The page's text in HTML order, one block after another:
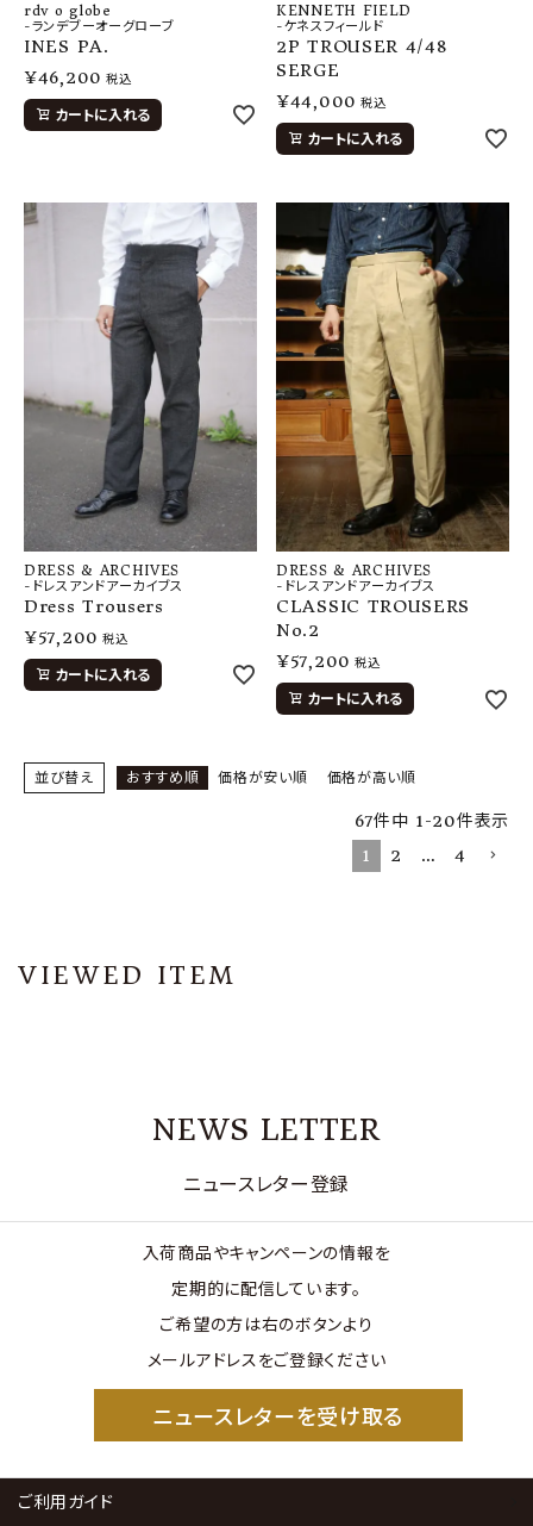
rdv o globe
-ランデブーオーグローブ
INES PA.
¥46,200 税込
カートに入れる
KENNETH FIELD
-ケネスフィールド
2P TROUSER 4/48
SERGE
¥44,000 税込
カートに入れる
DRESS & ARCHIVES
-ドレスアンドアーカイブス
Dress Trousers
¥57,200 税込
カートに入れる
DRESS & ARCHIVES
-ドレスアンドアーカイブス
CLASSIC TROUSERS
No.2
¥57,200 税込
カートに入れる
並び替え おすすめ順 価格が安い順 価格が高い順
67件中 1-20件表示
1
2 … 4
VIEWED ITEM
NEWS LETTER
ニュースレター登録
入荷商品やキャンペーンの情報を
定期的に配信しています。
ご希望の方は右のボタンより
メールアドレスをご登録ください
ニュースレターを受け取る
ご利用ガイド